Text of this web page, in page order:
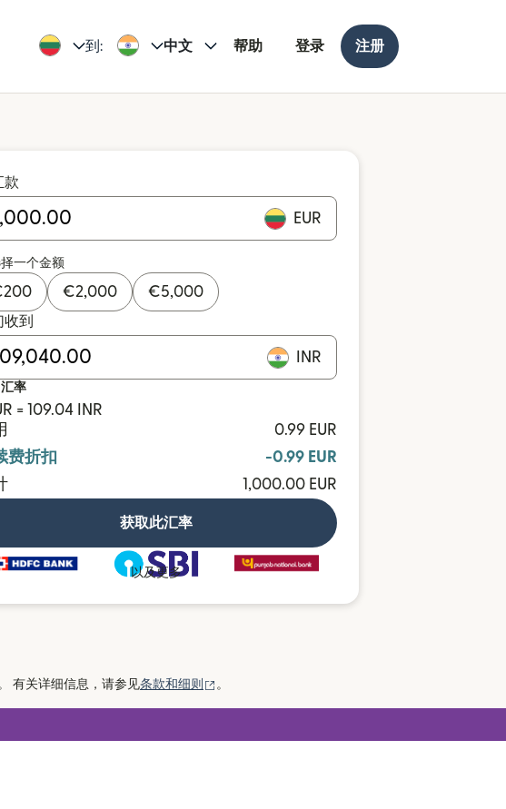
到: 中文 帮助 登录 注册
款
EUR
一个金额
200 €2,000 €5,000
收到
INR
率
= 109.04 INR
0.99 EUR
费折扣
-0.99 EUR
1,000.00 EUR
获取此汇率
以及更多
有关详细信息，请参见条款和细则 （在新窗口中打开）
。